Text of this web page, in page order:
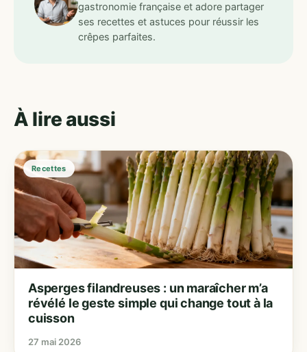
gastronomie française et adore partager
ses recettes et astuces pour réussir les
crêpes parfaites.
À lire aussi
Recettes
Asperges filandreuses : un maraîcher m’a
révélé le geste simple qui change tout à la
cuisson
27 mai 2026